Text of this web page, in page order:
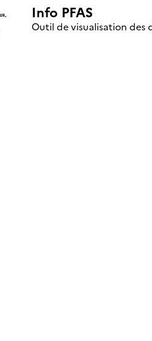
Info PFAS
Outil de visualisation des